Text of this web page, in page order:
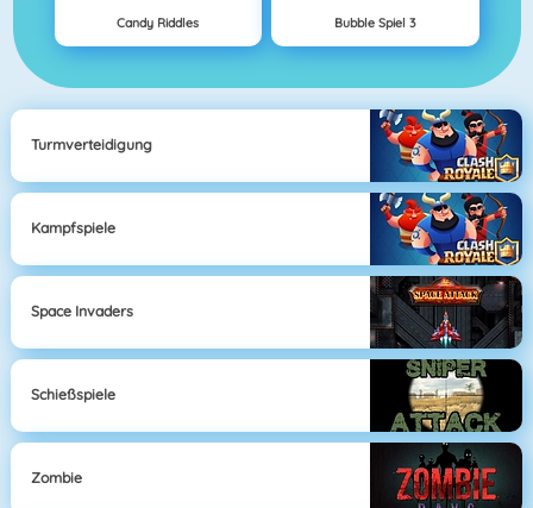
Candy Riddles Bubble Spiel 3
Turmverteidigung
Kampfspiele
Space Invaders
Schießspiele
Zombie